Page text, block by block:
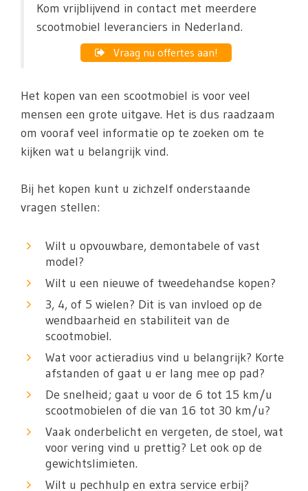
Kom vrijblijvend in contact met meerdere
scootmobiel leveranciers in Nederland.
Vraag nu offertes aan!
Het kopen van een scootmobiel is voor veel
mensen een grote uitgave. Het is dus raadzaam
om vooraf veel informatie op te zoeken om te
kijken wat u belangrijk vind.
Bij het kopen kunt u zichzelf onderstaande
vragen stellen:
Wilt u opvouwbare, demontabele of vast
model?
Wilt u een nieuwe of tweedehandse kopen?
3, 4, of 5 wielen? Dit is van invloed op de
wendbaarheid en stabiliteit van de
scootmobiel.
Wat voor actieradius vind u belangrijk? Korte
afstanden of gaat u er lang mee op pad?
De snelheid; gaat u voor de 6 tot 15 km/u
scootmobielen of die van 16 tot 30 km/u?
Vaak onderbelicht en vergeten, de stoel, wat
voor vering vind u prettig? Let ook op de
gewichtslimieten.
Wilt u pechhulp en extra service erbij?